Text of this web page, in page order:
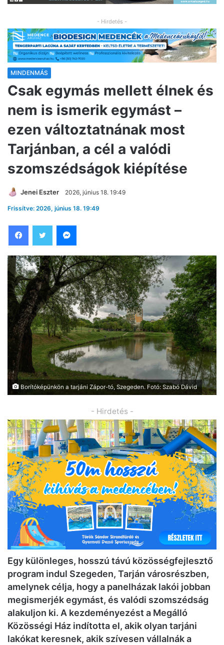
- Hirdetés -
MINDENMÁS
Csak egymás mellett élnek és
nem is ismerik egymást –
ezen változtatnának most
Tarjánban, a cél a valódi
szomszédságok kiépítése
Jenei Eszter 2026, június 18. 19:49
Frissítve: 2026, június 18. 19:49
Borítóképünkön a tarjáni Zápor-tó, Szegeden. Fotó: Szabó Dávid
- Hirdetés -
Egy különleges, hosszú távú közösségfejlesztő
program indul Szegeden, Tarján városrészben,
amelynek célja, hogy a panelházak lakói jobban
megismerjék egymást, és valódi szomszédság
alakuljon ki. A kezdeményezést a Megálló
Közösségi Ház indította el, akik olyan tarjáni
lakókat keresnek, akik szívesen vállalnák a